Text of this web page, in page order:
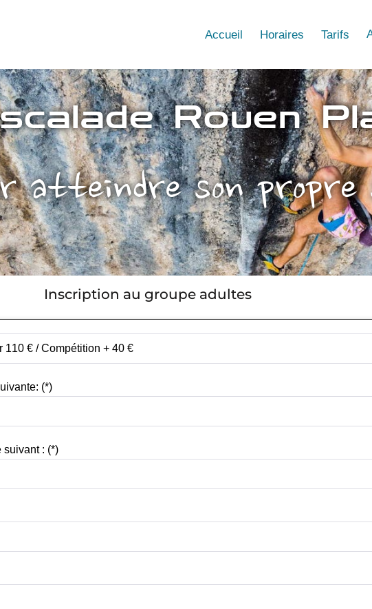
Accueil Horaires Tarifs
Rouen
atteindre son propre
Inscription au groupe adultes
(*)
suivant : (*)